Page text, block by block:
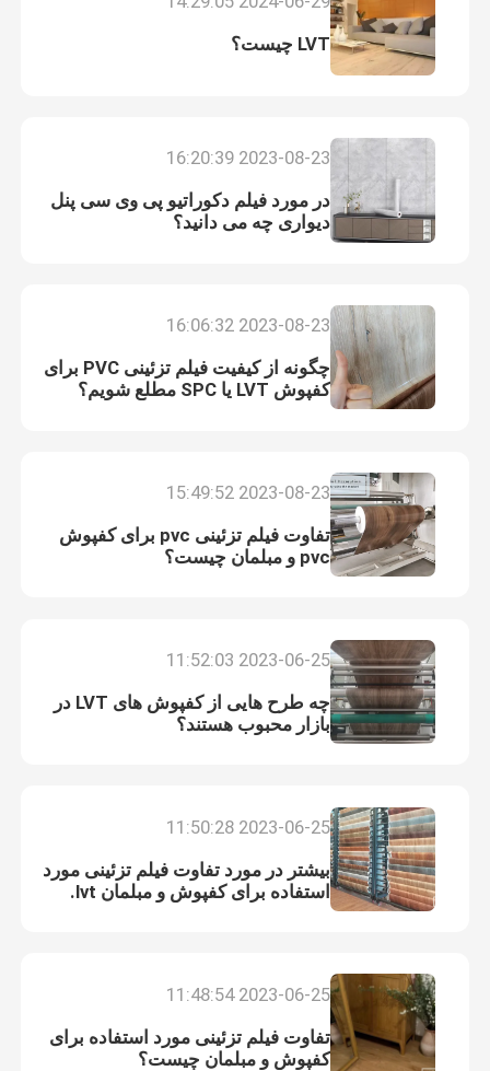
ما به زودی با شما تماس خواهیم گرفت
LVT چیست؟
2023-08-23 16:20:39
در مورد فیلم دکوراتیو پی وی سی پنل
دیواری چه می دانید؟
2023-08-23 16:06:32
چگونه از کیفیت فیلم تزئینی PVC برای
کفپوش LVT یا SPC مطلع شویم؟
2023-08-23 15:49:52
تفاوت فیلم تزئینی pvc برای کفپوش
pvc و مبلمان چیست؟
2023-06-25 11:52:03
چه طرح هایی از کفپوش های LVT در
بازار محبوب هستند؟
2023-06-25 11:50:28
بیشتر در مورد تفاوت فیلم تزئینی مورد
استفاده برای کفپوش و مبلمان lvt.
2023-06-25 11:48:54
تفاوت فیلم تزئینی مورد استفاده برای
کفپوش و مبلمان چیست؟